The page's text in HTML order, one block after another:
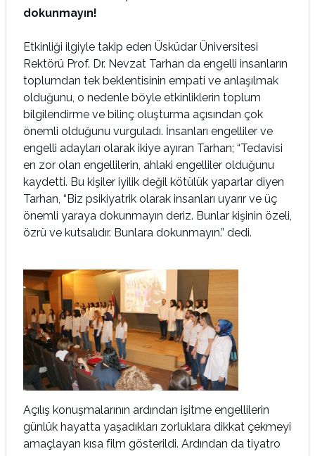
dokunmayın!
Etkinliği ilgiyle takip eden Üsküdar Üniversitesi
Rektörü Prof. Dr. Nevzat Tarhan da engelli insanların
toplumdan tek beklentisinin empati ve anlaşılmak
olduğunu, o nedenle böyle etkinliklerin toplum
bilgilendirme ve bilinç oluşturma açısından çok
önemli olduğunu vurguladı. İnsanları engelliler ve
engelli adayları olarak ikiye ayıran Tarhan; “Tedavisi
en zor olan engellilerin, ahlaki engelliler olduğunu
kaydetti. Bu kişiler iyilik değil kötülük yaparlar diyen
Tarhan, “Biz psikiyatrik olarak insanları uyarır ve üç
önemli yaraya dokunmayın deriz. Bunlar kişinin özeli,
özrü ve kutsalıdır. Bunlara dokunmayın.” dedi.
Açılış konuşmalarının ardından işitme engellilerin
günlük hayatta yaşadıkları zorluklara dikkat çekmeyi
amaçlayan kısa film gösterildi. Ardından da tiyatro